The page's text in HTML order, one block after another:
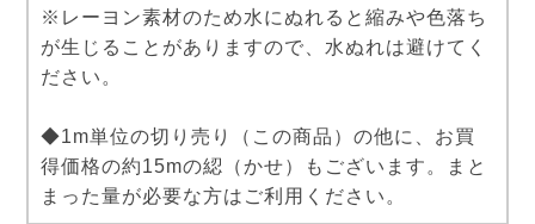
※レーヨン素材のため水にぬれると縮みや色落ち
が生じることがありますので、水ぬれは避けてく
ださい。
◆1m単位の切り売り（この商品）の他に、お買
得価格の約15mの綛（かせ）もございます。まと
まった量が必要な方はご利用ください。